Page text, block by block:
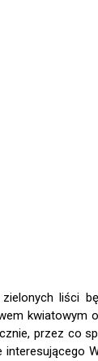
liści
przez co